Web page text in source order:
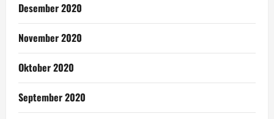
Desember 2020
November 2020
Oktober 2020
September 2020